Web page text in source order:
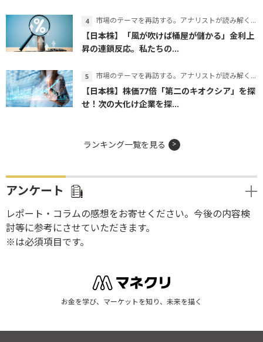
市場のテーマを再訪する。アナリストが読み解くテーマの本質
【日本株】「風が吹けば桶屋が儲かる」金利上
昇の連鎖反応。私たちの...
市場のテーマを再訪する。アナリストが読み解くテーマの本質
【日本株】株価77倍「第二のキオクシア」を探
せ！次の大化け企業を探...
ランキング一覧を見る
アンケート
レポート・コラムの感想をお寄せください。今後の内容検
討等に参考にさせていただきます。
※は必須項目です。
お金を学び、マーケットを知り、未来を描く